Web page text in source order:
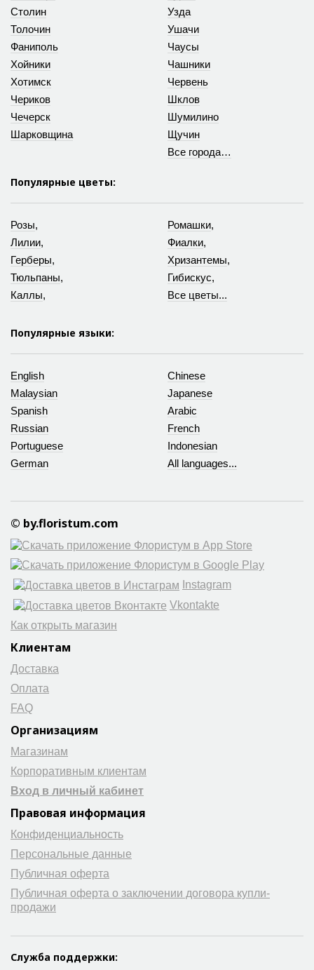
Столин
Толочин
Узда
Ушачи
Фаниполь
Хойники
Хотимск
Чаусы
Чашники
Червень
Чериков
Чечерск
Шарковщина
Шклов
Шумилино
Щучин
Все города…
Популярные цветы:
Розы,
Лилии,
Герберы,
Тюльпаны,
Каллы,
Ромашки,
Фиалки,
Хризантемы,
Гибискус,
Все цветы...
Популярные языки:
English
Malaysian
Chinese
Japanese
Spanish
Russian
Arabic
French
Portuguese
German
Indonesian
All languages...
© by.floristum.com
Instagram
Vkontakte
Как открыть магазин
Клиентам
Доставка
Оплата
FAQ
Организациям
Магазинам
Корпоративным клиентам
Вход в личный кабинет
Правовая информация
Конфиденциальность
Персональные данные
Публичная оферта
Публичная оферта о заключении договора купли-
продажи
Служба поддержки: